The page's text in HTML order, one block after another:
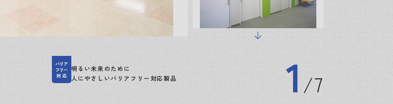
明るい未来のために
人にやさしいバリアフリー対応製品
1 7